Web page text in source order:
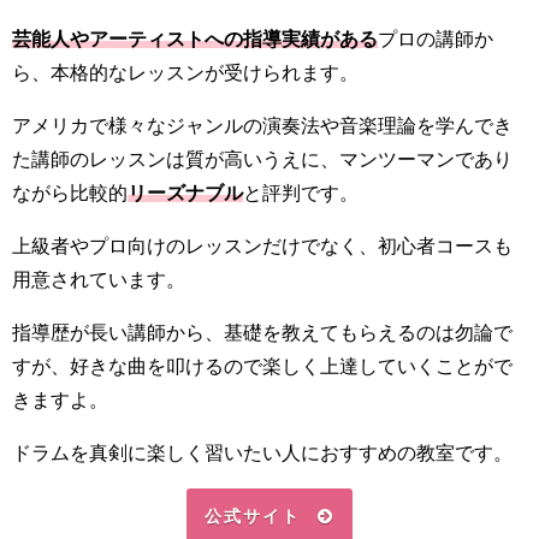
芸能人やアーティストへの指導実績があるプロの講師か
ら、本格的なレッスンが受けられます。
アメリカで様々なジャンルの演奏法や音楽理論を学んでき
た講師のレッスンは質が高いうえに、マンツーマンであり
ながら比較的リーズナブルと評判です。
上級者やプロ向けのレッスンだけでなく、初心者コースも
用意されています。
指導歴が長い講師から、基礎を教えてもらえるのは勿論で
すが、好きな曲を叩けるので楽しく上達していくことがで
きますよ。
ドラムを真剣に楽しく習いたい人におすすめの教室です。
公式サイト